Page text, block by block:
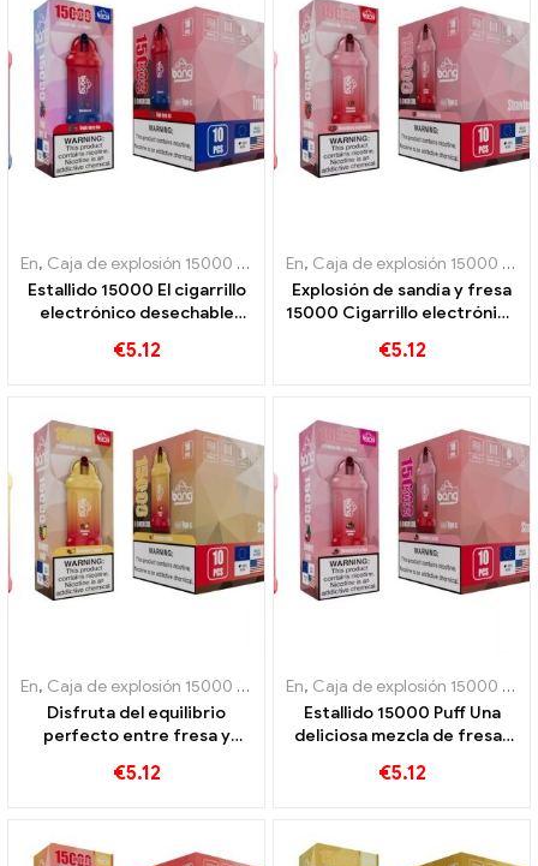
En, Caja de explosión 15000 Soplo
Cigarrillos electrónicos
Estallido 15000 El cigarrillo
electrónico desechable
se combina con un sabor
€5.12
En, Caja de explosión 15000 Soplo
Explosión de sandía y fresa
15000 Cigarrillo electrónico
refrescante combinación
€5.12
En, Caja de explosión 15000 Soplo
Cigarrillos electrónicos
Disfruta del equilibrio
perfecto entre fresa y
Cigarrillo electrónico
€5.12
En, Caja de explosión 15000 Soplo
Estallido 15000 Puff Una
deliciosa mezcla de fresas
€5.12